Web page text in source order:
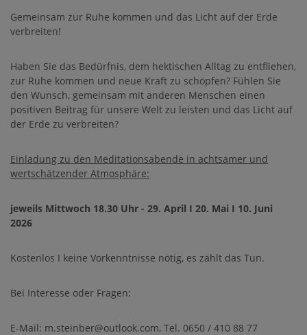
Gemeinsam zur Ruhe kommen und das Licht auf der Erde
verbreiten!
Haben Sie das Bedürfnis, dem hektischen Alltag zu entfliehen,
zur Ruhe kommen und neue Kraft zu schöpfen? Fühlen Sie
den Wunsch, gemeinsam mit anderen Menschen einen
positiven Beitrag für unsere Welt zu leisten und das Licht auf
der Erde zu verbreiten?
Einladung zu den Meditationsabende in achtsamer und
wertschätzender Atmosphäre:
jeweils Mittwoch 18.30 Uhr - 29. April I 20. Mai I 10. Juni
2026
Kostenlos I keine Vorkenntnisse nötig, es zählt das Tun.
Bei Interesse oder Fragen:
E-Mail: m.steinber@outlook.com, Tel. 0650 / 410 88 77